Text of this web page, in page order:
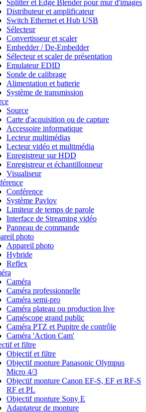
Splitter et Edge Blender pour mur d'images
Distributeur et amplificateur
Switch Ethernet et Hub USB
Sélecteur
Convertisseur et scaler
Embedder / De-Embedder
Sélecteur et scaler de présentation
Emulateur EDID
Sonde de calibrage
Alimentation et batterie
Système de transmission
Source
Carte d'acquisition ou de capture
Accessoire informatique
Lecteur multimédias
Lecteur vidéo et multimédia
Enregistreur sur HDD
Enregistreur et échantillonneur
Visualiseur
Conférence
Système Pavlov
Limiteur de temps de parole
Interface de Streaming vidéo
Panneau de commande
photo
Appareil photo
Hybride
Reflex
Caméra
Caméra professionnelle
Caméra semi-pro
Caméra plateau ou production live
Caméscope grand public
Caméra PTZ et Pupitre de contrôle
Caméra 'Action Cam'
et filtre
Objectif et filtre
Objectif monture Panasonic Olympus
Micro 4/3
Objectif monture Canon EF-S, EF et RF-S
RF et PL
Objectif monture Sony E
Adaptateur de monture